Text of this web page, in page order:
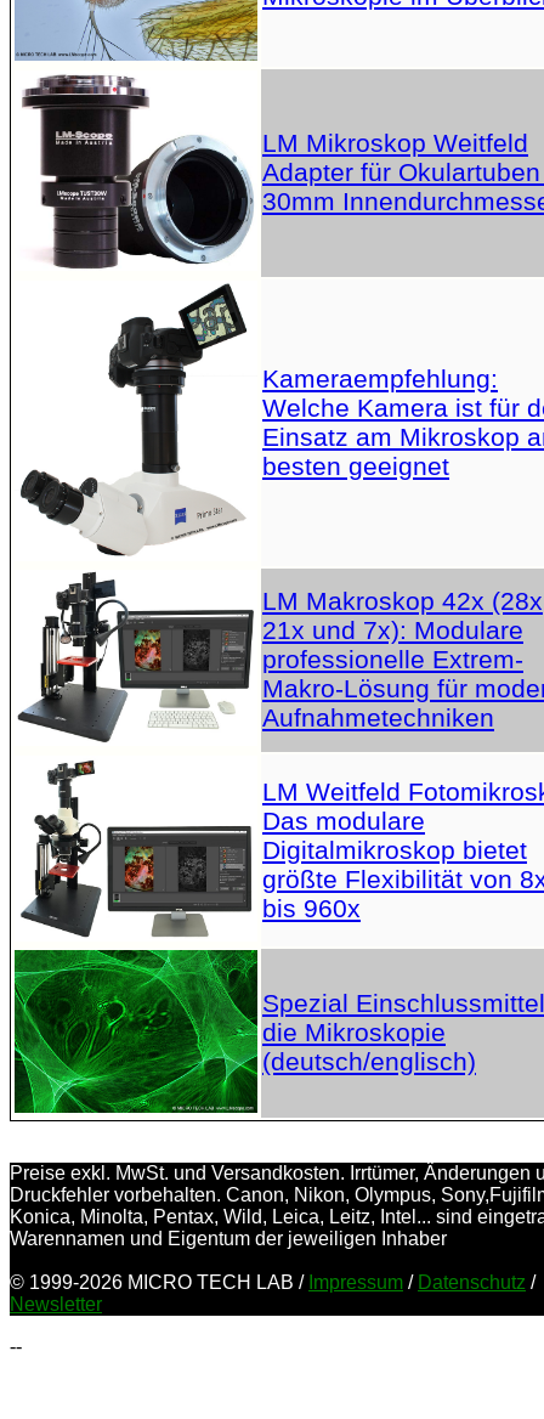
LM Mikroskop Weitfeld
Adapter für
30mm
Kameraempfehlung:
Welche Kamera ist für
Einsatz am Mikroskop
besten geeignet
LM Makroskop 42x
21x und 7x): Modulare
professionelle Extrem-
Makro-Lösung für
Aufnahmetechniken
LM Weitfeld
Das modulare
Digitalmikroskop bietet
größte Flexibilität von
bis 960x
Spezial
die Mikroskopie
(deutsch/englisch)
Preise exkl. MwSt. und Versandkosten. Irrtümer, Änderungen
Druckfehler vorbehalten. Canon, Nikon, Olympus,
Konica, Minolta, Pentax, Wild, Leica, Leitz, Intel... sind
Warennamen und Eigentum der jeweiligen Inhaber
© 1999-2026 MICRO TECH LAB / Impressum / Datenschutz /
Newsletter
--